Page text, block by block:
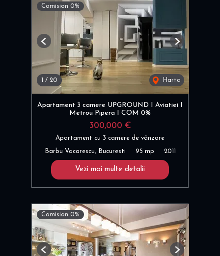
Comision 0%
/ 20 Harta
Previous Next
Apartament 3 camere UPGROUND I Aviatiei I
Metrou Pipera I COM 0%
300,000 €
Apartament cu 3 camere de vânzare
Barbu Vacarescu, Bucuresti 95 mp 2011
Vezi mai multe detalii
Comision 0%
Previous Next